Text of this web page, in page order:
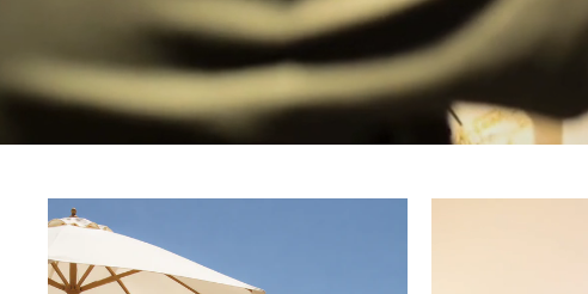
HH-Hanseviertel
HH-Wandsbek
Innsbruck
Kiel-CittiPark